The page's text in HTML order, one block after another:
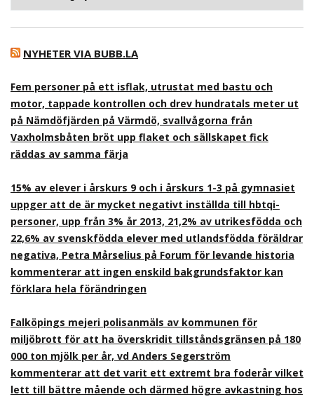
NYHETER VIA BUBB.LA
Fem personer på ett isflak, utrustat med bastu och
motor, tappade kontrollen och drev hundratals meter ut
på Nämdöfjärden på Värmdö, svallvågorna från
Vaxholmsbåten bröt upp flaket och sällskapet fick
räddas av samma färja
15% av elever i årskurs 9 och i årskurs 1-3 på gymnasiet
uppger att de är mycket negativt inställda till hbtqi-
personer, upp från 3% år 2013, 21,2% av utrikesfödda och
22,6% av svenskfödda elever med utlandsfödda föräldrar
negativa, Petra Mårselius på Forum för levande historia
kommenterar att ingen enskild bakgrundsfaktor kan
förklara hela förändringen
Falköpings mejeri polisanmäls av kommunen för
miljöbrott för att ha överskridit tillståndsgränsen på 180
000 ton mjölk per år, vd Anders Segerström
kommenterar att det varit ett extremt bra foderår vilket
lett till bättre mående och därmed högre avkastning hos